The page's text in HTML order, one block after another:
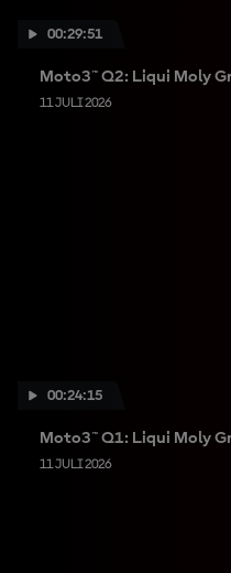
00:29:51
Moto3™ Q2: Liqui Moly
11 JULI 2026
00:24:15
Moto3™ Q1: Liqui Moly
11 JULI 2026